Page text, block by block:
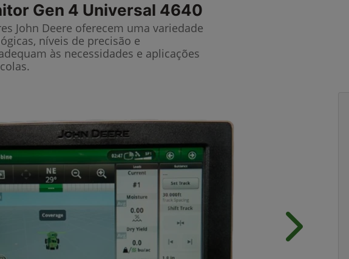
Gen 4 Universal 4640
John Deere oferecem uma variedade
níveis de precisão e
às necessidades e aplicações
Próximo